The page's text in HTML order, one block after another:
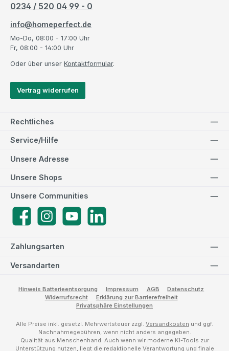
0234 / 520 04 99 - 0
info@homeperfect.de
Mo-Do, 08:00 - 17:00 Uhr
Fr, 08:00 - 14:00 Uhr
Oder über unser Kontaktformular.
Vertrag widerrufen
Rechtliches
Service/Hilfe
Zahlungsarten
Versandarten
Unsere Adresse
Unsere Communities
FacebookInstagramYouTube
Unsere Shops
Hinweis Batterieentsorgung Impressum AGB
Datenschutz
Widerrufsrecht
Erklärung zur Barrierefreiheit
Privatsphäre Einstellungen
Alle Preise inkl. gesetzl. Mehrwertsteuer zzgl. Versandkosten und ggf.
Nachnahmegebühren, wenn nicht anders angegeben.
Qualität aus Menschenhand: Auch wenn wir moderne KI-Tools zur
Unterstützung nutzen, liegt die redaktionelle Verantwortung und finale